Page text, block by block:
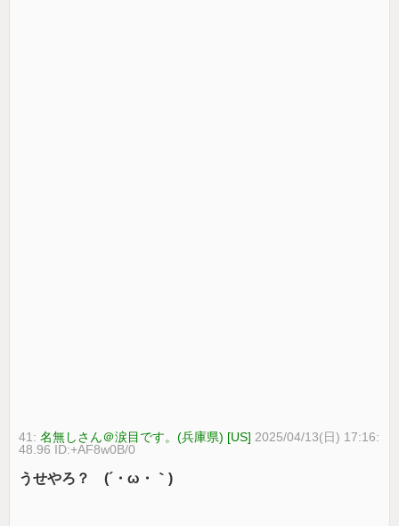
41:名無しさん＠涙目です。(兵庫県) [US] 2025/04/13(日) 17:16:
48.96 ID:+AF8w0B/0
うせやろ？ (´・ω・｀)